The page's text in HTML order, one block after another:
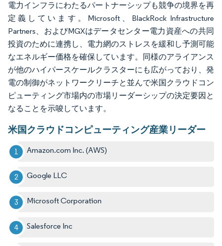
電力インフラにわたるパートナーシップも競争の境界を再
定義しています。Microsoft、BlackRock Infrastructure
Partners、およびMGXはデータセンター電力資産への共同
投資のために連携し、電力網のストレスを緩和し予測可能
なエネルギー価格を確保しています。同様のアライアンス
が他のハイパースケールクラスターにも広がっており、発
電の制御がネットワークリーチと並んで米国クラウドコン
ピューティング市場内の市場リーダーシップの決定要因と
なることを示唆しています。
米国クラウドコンピューティング産業リーダー
Amazon.com Inc. (AWS)
Google LLC
Microsoft Corporation
Salesforce Inc